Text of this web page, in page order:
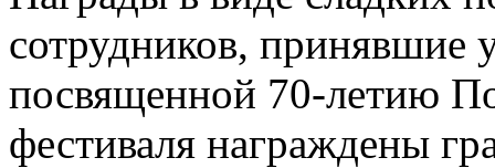
сотрудников, принявшие
посвященной 70-летию
фестиваля награждены